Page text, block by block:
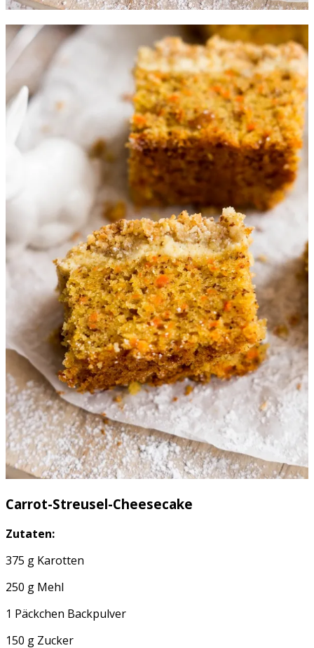
Carrot-Streusel-Cheesecake
Zutaten:
375 g Karotten
250 g Mehl
1 Päckchen Backpulver
150 g Zucker